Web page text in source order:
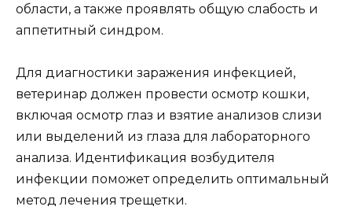
области, а также проявлять общую слабость и
аппетитный синдром.
Для диагностики заражения инфекцией,
ветеринар должен провести осмотр кошки,
включая осмотр глаз и взятие анализов слизи
или выделений из глаза для лабораторного
анализа. Идентификация возбудителя
инфекции поможет определить оптимальный
метод лечения трещетки.